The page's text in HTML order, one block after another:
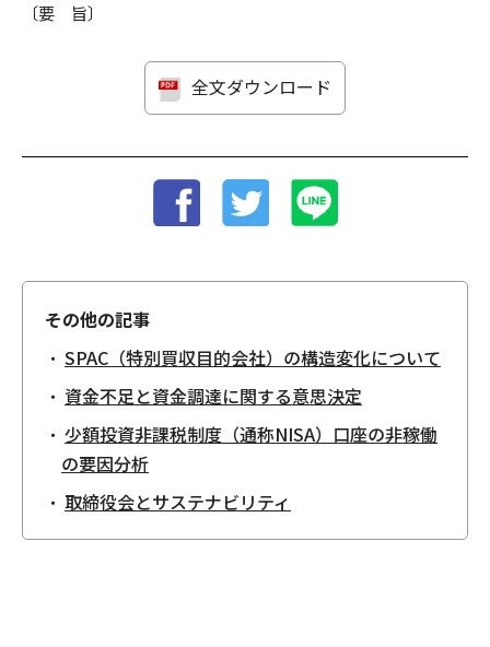
〔要 旨〕
全文ダウンロード
その他の記事
SPAC（特別買収目的会社）の構造変化について
資金不足と資金調達に関する意思決定
少額投資非課税制度（通称NISA）口座の非稼働
の要因分析
取締役会とサステナビリティ